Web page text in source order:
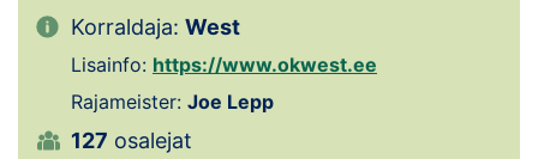
Kalender
Tule klubisse!
Korraldaja: West
Lisainfo: https://www.okwest.ee
Rajameister: Joe Lepp
127 osalejat